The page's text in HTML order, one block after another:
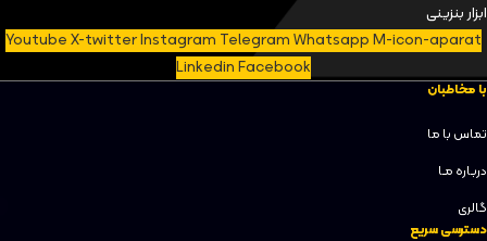
ابزار بنزینی
YoutubeX-twitterInstagram TelegramWhatsappM-icon-aparat
LinkedinFacebook
با مخاطبان
تماس با ما
دربـاره مـا
گالری
دسترسی سریع